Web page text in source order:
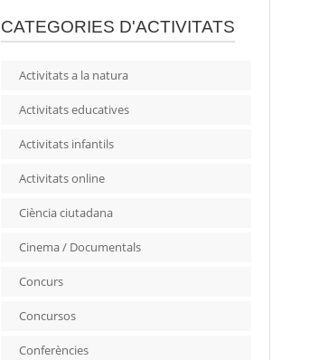
CATEGORIES D'ACTIVITATS
Activitats a la natura
Activitats educatives
Activitats infantils
Activitats online
Ciència ciutadana
Cinema / Documentals
Concurs
Concursos
Conferències